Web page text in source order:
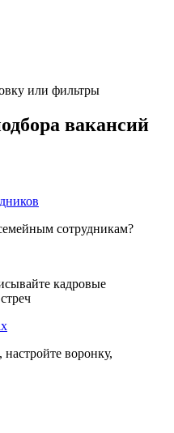
или фильтры
вакансий
сотрудникам?
кадровые
воронку,